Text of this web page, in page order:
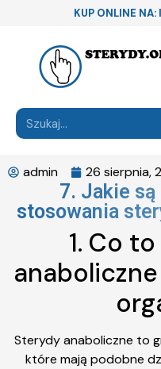
KUP ONLINE NA:
admin 26 sierpnia,
7. Jakie
stosowania
1. Co
anaboliczne
Sterydy anaboliczne to
które mają podobne